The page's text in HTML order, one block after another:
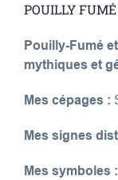
POUILLY
Pouilly-Fumé
mythiques et
Mes cépages :
Mes signes
Mes symboles :